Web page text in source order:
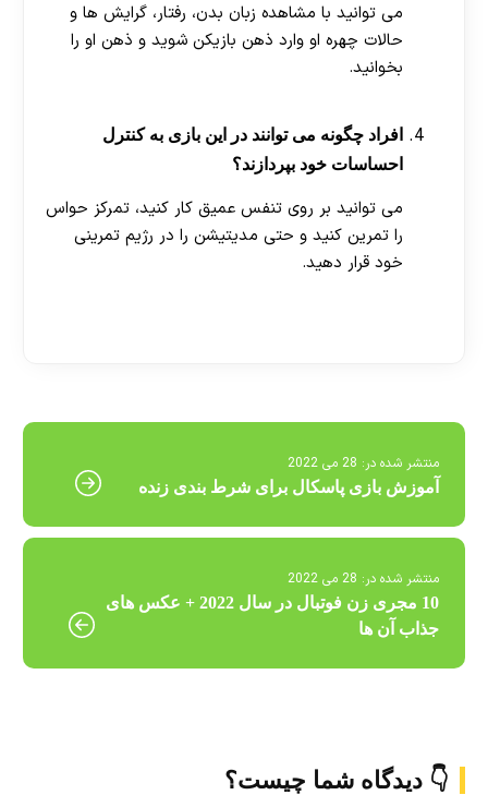
می‌ توانید با مشاهده زبان بدن، رفتار، گرایش‌ ها و
حالات چهره او وارد ذهن بازیکن شوید و ذهن او را
بخوانید.
افراد چگونه می توانند در این بازی به کنترل
احساسات خود بپردازند؟
می توانید بر روی تنفس عمیق کار کنید، تمرکز حواس
را تمرین کنید و حتی مدیتیشن را در رژیم تمرینی
خود قرار دهید.
منتشر شده در: 28 می 2022
آموزش بازی پاسکال برای شرط بندی زنده
منتشر شده در: 28 می 2022
10 مجری زن فوتبال در سال 2022 + عکس های
جذاب آن ها
👇 دیدگاه شما چیست؟